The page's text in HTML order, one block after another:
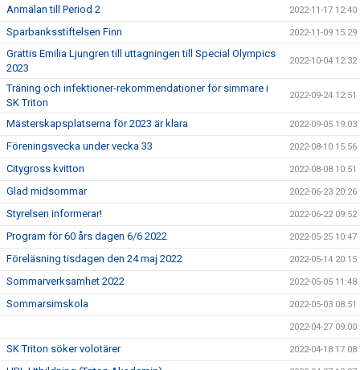
Anmälan till Period 2 2022-11-17 12:40
Sparbanksstiftelsen Finn 2022-11-09 15:29
Grattis Emilia Ljungren till uttagningen till Special Olympics
2023
2022-10-04 12:32
Träning och infektioner-rekommendationer för simmare i
SK Triton
2022-09-24 12:51
Mästerskapsplatserna för 2023 är klara 2022-09-05 19:03
Föreningsvecka under vecka 33 2022-08-10 15:56
Citygross kvitton 2022-08-08 10:51
Glad midsommar 2022-06-23 20:26
Styrelsen informerar! 2022-06-22 09:52
Program för 60 års dagen 6/6 2022 2022-05-25 10:47
Föreläsning tisdagen den 24 maj 2022 2022-05-14 20:15
Sommarverksamhet 2022 2022-05-05 11:48
Sommarsimskola 2022-05-03 08:51
2022-04-27 09:00
SK Triton söker volotärer 2022-04-18 17:08